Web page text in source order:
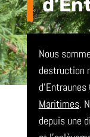
Nous
destruction
Maritimes.
depuis une